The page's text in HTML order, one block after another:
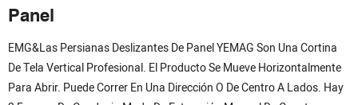
Panel
EMG&Las Persianas Deslizantes De Panel YEMAG Son Una Cortina
De Tela Vertical Profesional. El Producto Se Mueve Horizontalmente
Para Abrir. Puede Correr En Una Dirección O De Centro A Lados. Hay